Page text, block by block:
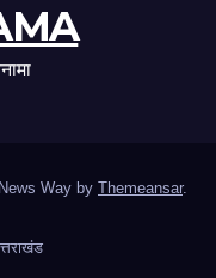
Way by Themeansar.